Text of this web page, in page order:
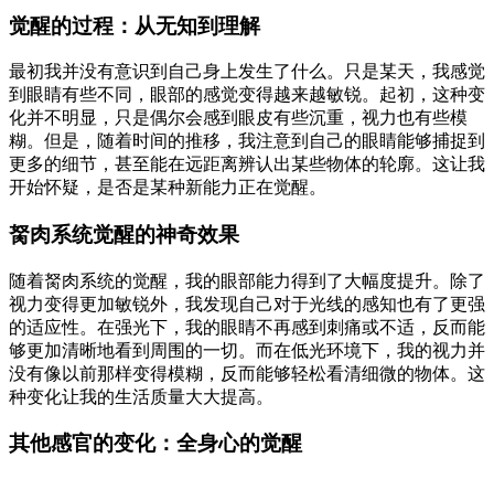
觉醒的过程：从无知到理解
最初我并没有意识到自己身上发生了什么。只是某天，我感觉
到眼睛有些不同，眼部的感觉变得越来越敏锐。起初，这种变
化并不明显，只是偶尔会感到眼皮有些沉重，视力也有些模
糊。但是，随着时间的推移，我注意到自己的眼睛能够捕捉到
更多的细节，甚至能在远距离辨认出某些物体的轮廓。这让我
开始怀疑，是否是某种新能力正在觉醒。
胬肉系统觉醒的神奇效果
随着胬肉系统的觉醒，我的眼部能力得到了大幅度提升。除了
视力变得更加敏锐外，我发现自己对于光线的感知也有了更强
的适应性。在强光下，我的眼睛不再感到刺痛或不适，反而能
够更加清晰地看到周围的一切。而在低光环境下，我的视力并
没有像以前那样变得模糊，反而能够轻松看清细微的物体。这
种变化让我的生活质量大大提高。
其他感官的变化：全身心的觉醒